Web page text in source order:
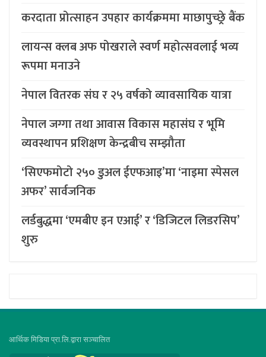
करदाता प्रोत्साहन उपहार कार्यक्रममा माछापुच्छ्र्रे बैंक
लायन्स क्लब अफ पोखराले स्वर्ण महोत्सवलाई भव्य
रूपमा मनाउने
नेपाल वितरक संघ र २५ वर्षको व्यावसायिक यात्रा
नेपाल जग्गा तथा आवास विकास महासंघ र भूमि
व्यवस्थापन प्रशिक्षण केन्द्रबीच सम्झौता
‘सिएफमोटो २५० डुअल ईएफआइ’मा ‘नाइमा स्पेसल
अफर’ सार्वजनिक
लर्डबुद्धमा ‘एमबीए इन एआई’ र ‘डिजिटल लिडरसिप’
शुरु
आर्थिक मिडिया प्रा.लि.द्वारा सञ्चालित